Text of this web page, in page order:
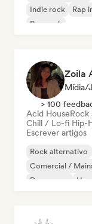
Indie rock
Rap
Pop rock
Zoila
Mídia/
> 100
Acid HouseRock
Chill / Lo-fi Hip-
Escrever artigos
Rock alternativo
Comercial /
Dream pop